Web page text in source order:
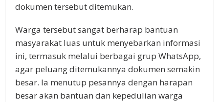
dokumen tersebut ditemukan.
Warga tersebut sangat berharap bantuan
masyarakat luas untuk menyebarkan informasi
ini, termasuk melalui berbagai grup WhatsApp,
agar peluang ditemukannya dokumen semakin
besar. Ia menutup pesannya dengan harapan
besar akan bantuan dan kepedulian warga